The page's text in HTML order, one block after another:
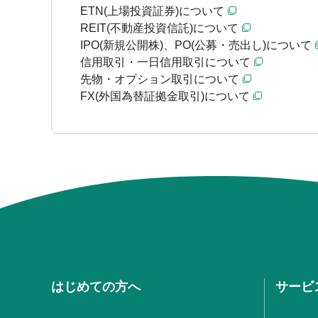
ETN(上場投資証券)について
REIT(不動産投資信託)について
IPO(新規公開株)、PO(公募・売出し)について
信用取引・一日信用取引について
先物・オプション取引について
FX(外国為替証拠金取引)について
はじめての方へ サービ